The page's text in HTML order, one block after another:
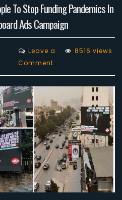
To Stop Funding Pandemics In
Ads Campaign
Leave a
Commenton
Lebanese
Vegans
Urges
People
To
Stop
Funding
Pandemics
In
Their
8516 views